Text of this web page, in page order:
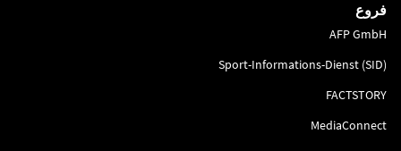
فروع
AFP GmbH
Sport-Informations-Dienst (SID)
FACTSTORY
MediaConnect